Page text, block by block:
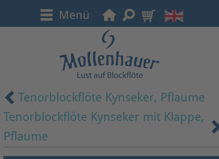
Tenorblockflöte Kynseker, Pflaume
Tenorblockflöte Kynseker mit Klappe,
Pflaume